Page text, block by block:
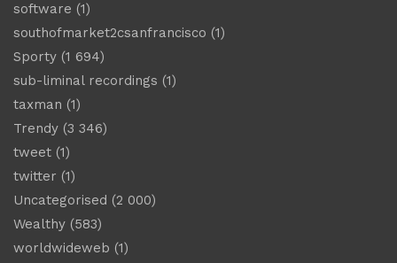
software (1)
southofmarket2csanfrancisco (1)
Sporty (1 694)
sub-liminal recordings (1)
taxman (1)
Trendy (3 346)
tweet (1)
twitter (1)
Uncategorised (2 000)
Wealthy (583)
worldwideweb (1)